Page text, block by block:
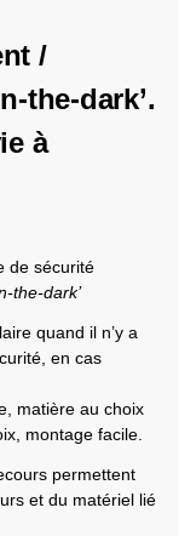
/
the-dark’.
à
de sécurité
the-dark’
quand il n’y a
en cas
matière au choix
montage facile.
permettent
et du matériel lié